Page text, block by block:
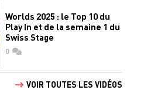
Worlds 2025 : le Top 10 du
Play In et de la semaine 1 du
Swiss Stage
0commentaires
VOIR TOUTES LES VIDÉOS